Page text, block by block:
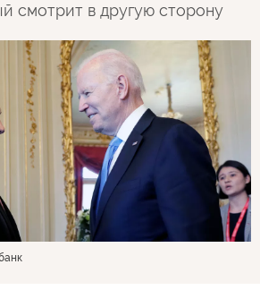
смотрит в другую сторону